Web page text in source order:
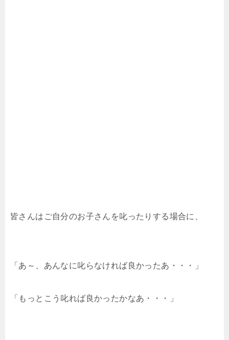
皆さんはご自分のお子さんを叱ったりする場合に、
「あ～、あんなに叱らなければ良かったあ・・・」
「もっとこう叱れば良かったかなあ・・・」